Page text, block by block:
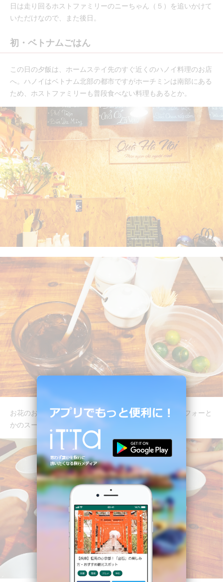
日は走り回るホストファミリーのニーちゃん（５）を追いかけて
いただけなので、また後日。
初・ベトナムごはん
この日の夕飯は、ホームステイ先のすぐ近くのハノイ料理のお店
へ。ハノイはベトナム北部の都市ですがホーチミンは南部にある
ため、ホストファミリーも普段食べない料理もあるとか。
お花のお茶と、テーブルに備え付けのすだち。すだちはフォーと
かのスープに絞る用でよく置いてあります。